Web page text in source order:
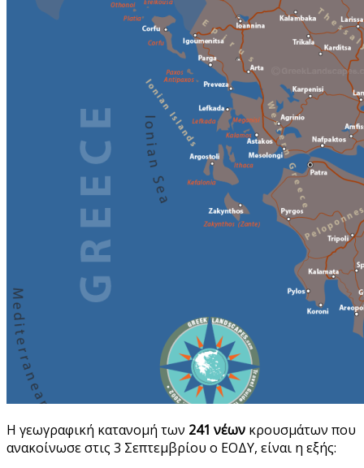
Η γεωγραφική κατανομή των 241 νέων κρουσμάτων που
ανακοίνωσε στις 3 Σεπτεμβρίου ο ΕΟΔΥ, είναι η εξής: